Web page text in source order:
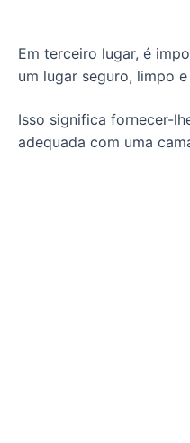
Em terceiro lugar, é
um lugar seguro, limpo
Isso significa fornecer-
adequada com uma